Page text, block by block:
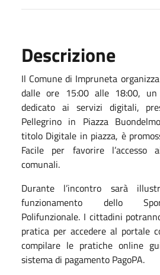
Descrizione
Il Comune di Impruneta
dalle ore 15:00 alle 18:00,
dedicato ai servizi digitali,
Pellegrino in Piazza
titolo Digitale in piazza, è
Facile per favorire l’accesso
comunali.
Durante l’incontro sarà
funzionamento dello
Polifunzionale. I cittadini
pratica per accedere al portale
compilare le pratiche online
sistema di pagamento PagoPA.